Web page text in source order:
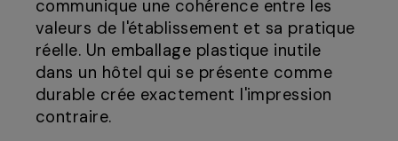
communique une cohérence entre les
valeurs de l'établissement et sa pratique
réelle. Un emballage plastique inutile
dans un hôtel qui se présente comme
durable crée exactement l'impression
contraire.